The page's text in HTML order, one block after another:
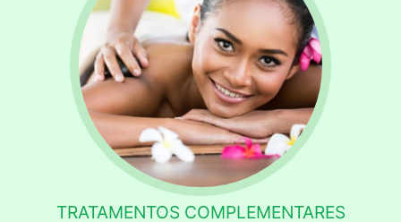
TRATAMENTOS COMPLEMENTARES